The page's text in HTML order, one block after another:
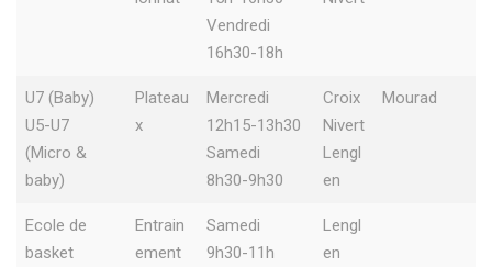
Vendredi
16h30-18h
U7 (Baby)
U5-U7
(Micro &
baby)
Plateau
x
Mercredi
12h15-13h30
Samedi
8h30-9h30
Croix
Nivert
Lengl
en
Mourad
Ecole de
basket
Entrain
ement
Samedi
9h30-11h
Lengl
en